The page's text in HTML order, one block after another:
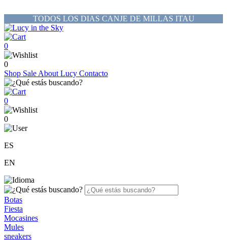
TODOS LOS DIAS CANJE DE MILLAS ITAU
0
0
Shop Sale About Lucy Contacto
0
0
ES
EN
Botas
Fiesta
Mocasines
Mules
sneakers